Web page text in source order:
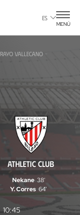
ES
MENÚ
RAYO VALLECANO -
ATHLETIC CLUB
Nekane 38'
Y. Corres 64'
10:45